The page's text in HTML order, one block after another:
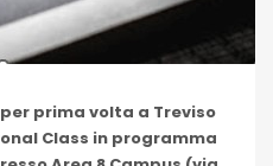
prima volta a Treviso
Class in programma